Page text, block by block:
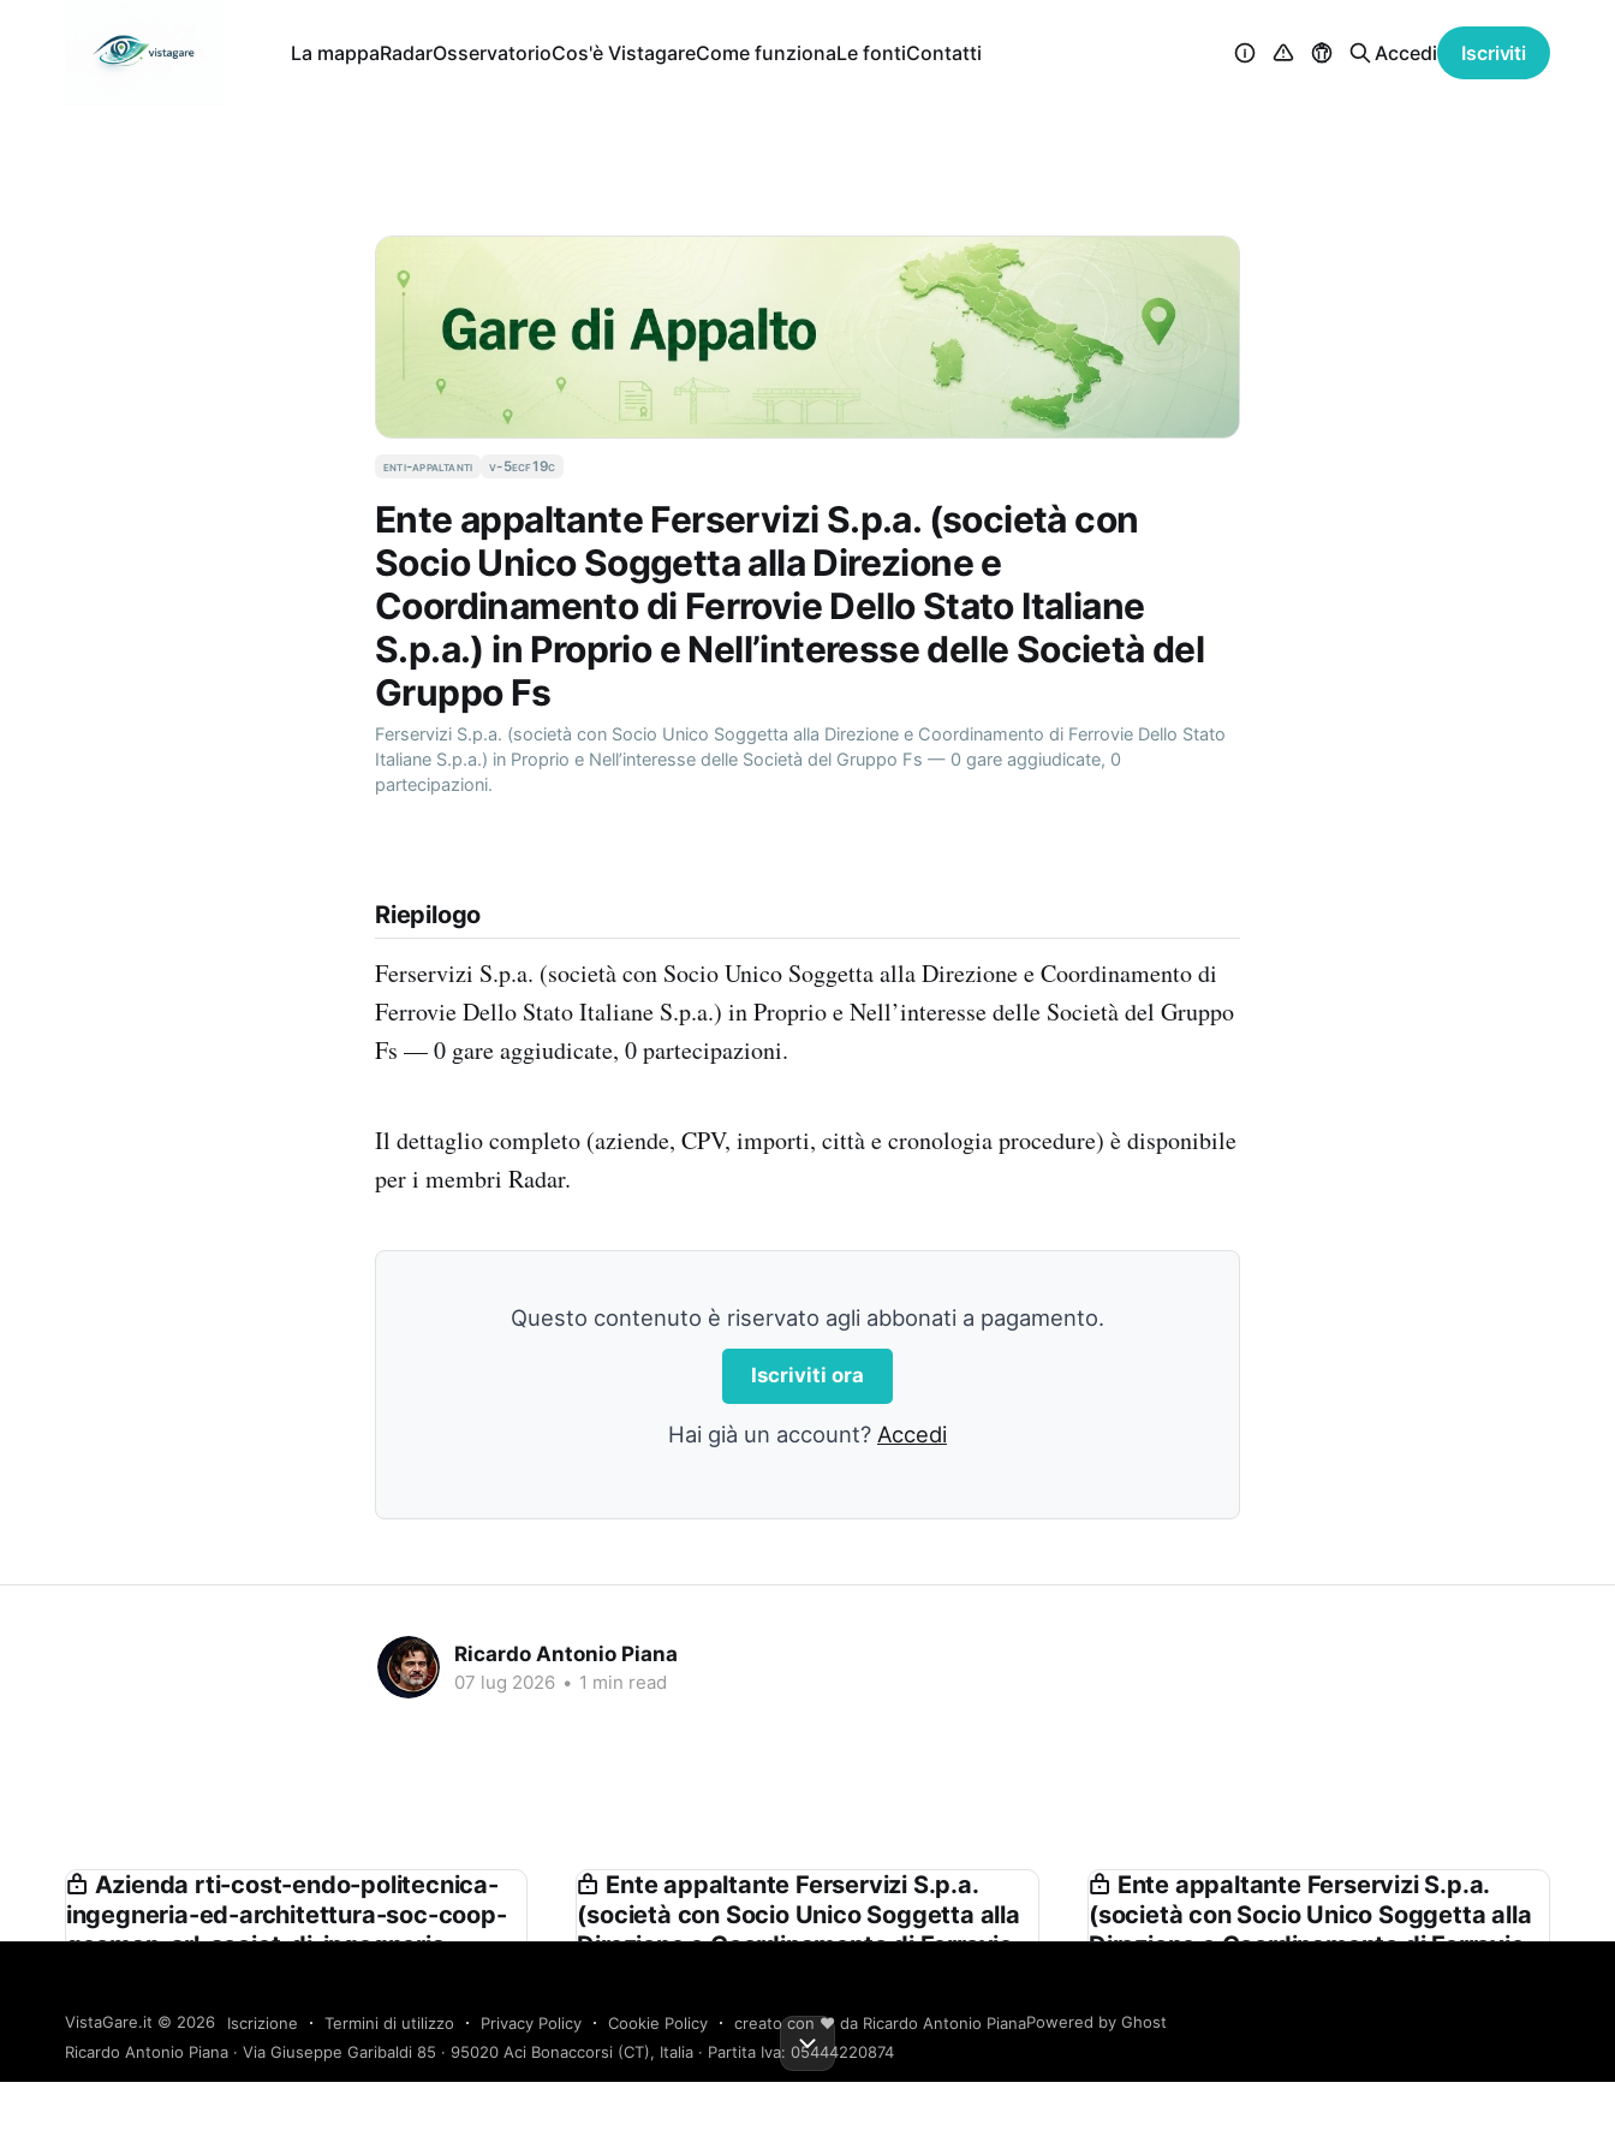
La mappaRadarOsservatorioCos'è VistagareCome funzionaLe fontiContatti Accedi Iscriviti
enti-appaltanti v-5ecf19c
Ente appaltante Ferservizi S.p.a. (società con
Socio Unico Soggetta alla Direzione e
Coordinamento di Ferrovie Dello Stato Italiane
S.p.a.) in Proprio e Nell’interesse delle Società del
Gruppo Fs
Ferservizi S.p.a. (società con Socio Unico Soggetta alla Direzione e Coordinamento di Ferrovie Dello Stato
Italiane S.p.a.) in Proprio e Nell’interesse delle Società del Gruppo Fs — 0 gare aggiudicate, 0
partecipazioni.
Riepilogo
Ferservizi S.p.a. (società con Socio Unico Soggetta alla Direzione e Coordinamento di
Ferrovie Dello Stato Italiane S.p.a.) in Proprio e Nell’interesse delle Società del Gruppo
Fs — 0 gare aggiudicate, 0 partecipazioni.
Il dettaglio completo (aziende, CPV, importi, città e cronologia procedure) è disponibile
per i membri Radar.
Questo contenuto è riservato agli abbonati a pagamento.
Iscriviti ora
Hai già un account? Accedi
Ricardo Antonio Piana
07 lug 2026 • 1 min read
Azienda rti-cost-endo-politecnica-
ingegneria-ed-architettura-soc-coop-
geomap-srl-societ-di-ingegneria-
ingegneri-associati-srl
Rti. Cost.endo - Politecnica Ingegneria ed
Ente appaltante Ferservizi S.p.a.
(società con Socio Unico Soggetta alla
Direzione e Coordinamento di Ferrovie
Fs
Ferservizi S.p.a. (società con Socio Unico
Ente appaltante Ferservizi S.p.a.
(società con Socio Unico Soggetta alla
Direzione e Coordinamento di Ferrovie
Spa
Ferservizi S.p.a. (società con Socio Unico
VistaGare.it © 2026 Iscrizione Termini di utilizzo Privacy Policy Cookie Policy creato con ❤️ da Ricardo Antonio PianaPowered by Ghost
Ricardo Antonio Piana · Via Giuseppe Garibaldi 85 · 95020 Aci Bonaccorsi (CT), Italia · Partita Iva: 05444220874